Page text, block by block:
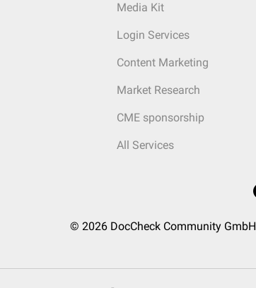
Media Kit
Login Services
Content Marketing
Market Research
CME sponsorship
All Services
© 2026 DocCheck Community GmbH